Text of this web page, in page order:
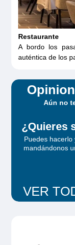
Restaurante
A bordo los
auténtica de los
Aún no
¿Quieres
Puedes
mandándonos
VER